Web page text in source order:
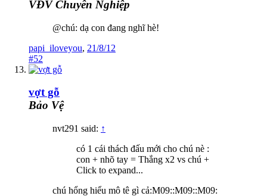
VĐV Chuyên Nghiệp
@chú: dạ con đang nghĩ hè!
papi_iloveyou, 21/8/12
#52
vợt gỗ
Bảo Vệ
nvt291 said: ↑
có 1 cái thách đấu mới cho chú nè :
con + nhõ tay = Thắng x2 vs chú +
Click to expand...
chú hổng hiểu mô tê gì cả:M09::M09::M09: